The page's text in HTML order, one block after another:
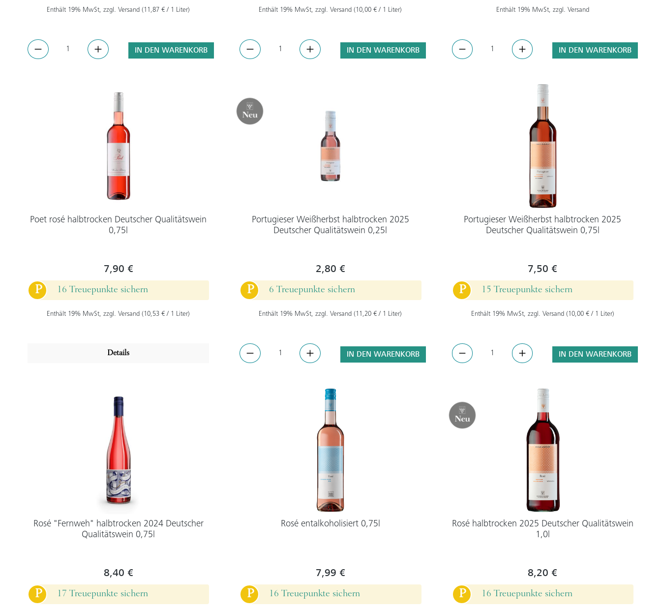
Enthält 19% MwSt, zzgl. Versand (11,87 € / 1 Liter)
IN DEN WARENKORB
Enthält 19% MwSt, zzgl. Versand (10,00 € / 1 Liter)
IN DEN WARENKORB
Enthält 19% MwSt, zzgl. Versand
IN DEN WARENKORB
Poet rosé halbtrocken Deutscher Qualitätswein
0,75l
7,90 €
P
16 Treuepunkte sichern
Enthält 19% MwSt, zzgl. Versand (10,53 € / 1 Liter)
Details
Portugieser Weißherbst halbtrocken 2025
Deutscher Qualitätswein 0,25l
2,80 €
P
6 Treuepunkte sichern
Enthält 19% MwSt, zzgl. Versand (11,20 € / 1 Liter)
IN DEN WARENKORB
Portugieser Weißherbst halbtrocken 2025
Deutscher Qualitätswein 0,75l
7,50 €
P
15 Treuepunkte sichern
Enthält 19% MwSt, zzgl. Versand (10,00 € / 1 Liter)
IN DEN WARENKORB
Rosé "Fernweh" halbtrocken 2024 Deutscher
Qualitätswein 0,75l
8,40 €
P
17 Treuepunkte sichern
Rosé entalkoholisiert 0,75l
7,99 €
P
16 Treuepunkte sichern
Rosé halbtrocken 2025 Deutscher Qualitätswein
1,0l
8,20 €
P
16 Treuepunkte sichern